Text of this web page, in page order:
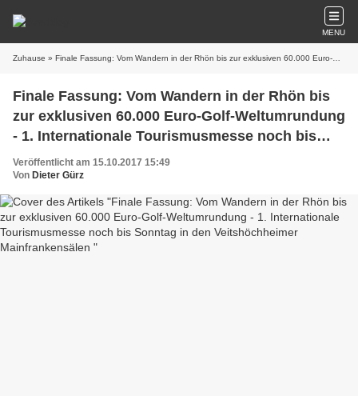
MENU
Zuhause » Finale Fassung: Vom Wandern in der Rhön bis zur exklusiven 60.000 Euro-Golf-Weltumrundung - 1. Internationale Tourismusmesse noch bis Sonntag in den Veitshöchheimer Mainfrankensälen
Finale Fassung: Vom Wandern in der Rhön bis
zur exklusiven 60.000 Euro-Golf-Weltumrundung
- 1. Internationale Tourismusmesse noch bis
Sonntag in den Veitshöchheimer
Mainfrankensälen
Veröffentlicht am 15.10.2017 15:49
Von Dieter Gürz